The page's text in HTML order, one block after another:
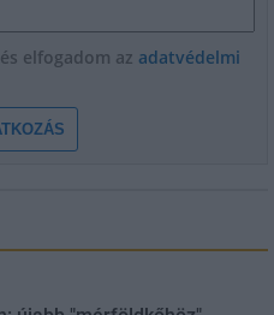
elfogadom az adatvédelmi